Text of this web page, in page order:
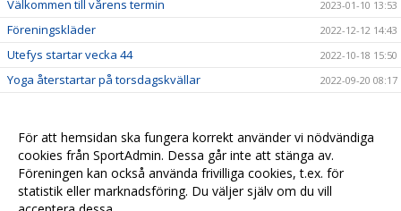
Välkommen till vårens termin 2023-01-10 13:53
Föreningskläder 2022-12-12 14:43
Utefys startar vecka 44 2022-10-18 15:50
Yoga återstartar på torsdagskvällar
2022-09-20 08:17
SCHEMA + ANMÄLAN 2022-07-09 17:20
Nya betalningsmetoder
2021-10-07 08:10
2021-10-04 15:00
För att hemsidan ska fungera korrekt använder vi nödvändiga
cookies från SportAdmin. Dessa går inte att stänga av.
Föreningen kan också använda frivilliga cookies, t.ex. för
statistik eller marknadsföring. Du väljer själv om du vill